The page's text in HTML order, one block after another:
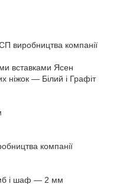
виробництва компанії
вставками Ясен
ніжок — Білий і Графіт
компанії
і шаф — 2 мм